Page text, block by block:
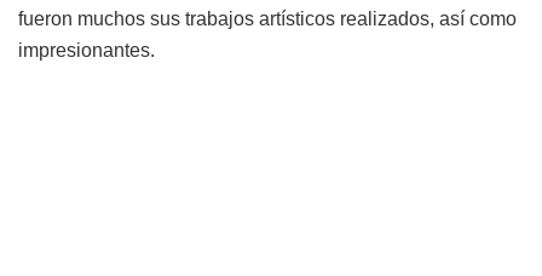
fueron muchos sus trabajos artísticos realizados, así como
impresionantes.